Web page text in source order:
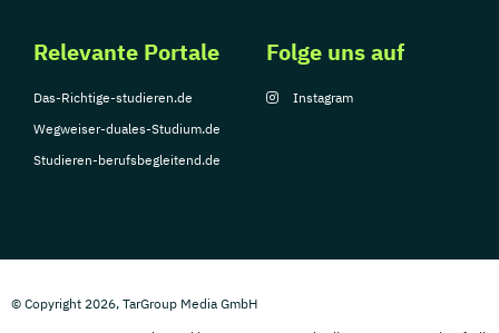
Relevante Portale
Das-Richtige-studieren.de
Wegweiser-duales-Studium.de
Studieren-berufsbegleitend.de
Folge uns auf
Instagram
© Copyright 2026, TarGroup Media GmbH